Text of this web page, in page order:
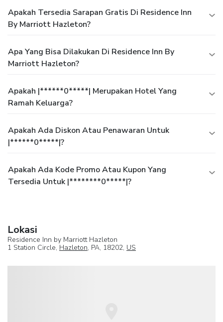
Apakah Tersedia Sarapan Gratis Di Residence Inn
By Marriott Hazleton?
Apa Yang Bisa Dilakukan Di Residence Inn By
Marriott Hazleton?
Apakah |******0*****| Merupakan Hotel Yang
Ramah Keluarga?
Apakah Ada Diskon Atau Penawaran Untuk
|******0*****|?
Apakah Ada Kode Promo Atau Kupon Yang
Tersedia Untuk |********0*****|?
Lokasi
Residence Inn by Marriott Hazleton
1 Station Circle, Hazleton, PA, 18202, US